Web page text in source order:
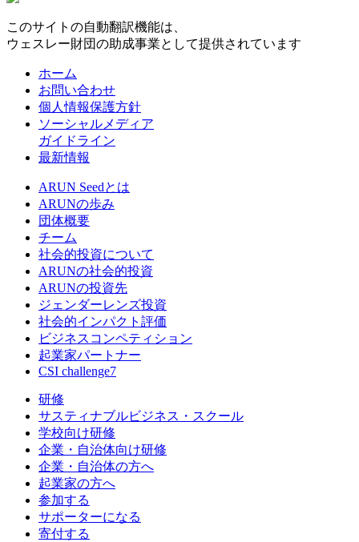
このサイトの自動翻訳機能は、
ウェスレー財団の助成事業として提供されています
ホーム
お問い合わせ
個人情報保護方針
ソーシャルメディア
ガイドライン
最新情報
ARUN Seedとは
ARUNの歩み
団体概要
チーム
社会的投資について
ARUNの社会的投資
ARUNの投資先
ジェンダーレンズ投資
社会的インパクト評価
ビジネスコンペティション
起業家パートナー
CSI challenge7
研修
サスティナブルビジネス・スクール
学校向け研修
企業・自治体向け研修
企業・自治体の方へ
起業家の方へ
参加する
サポーターになる
寄付する